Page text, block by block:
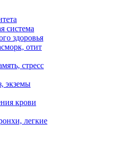
система
здоровья
отит
стресс
экземы
крови
легкие